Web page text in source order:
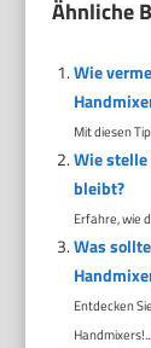
Ähnliche
Wie
Mit diesen
Wie stelle
bleibt?
Erfahre, wie
Was
Entdecken
Handmixers!...